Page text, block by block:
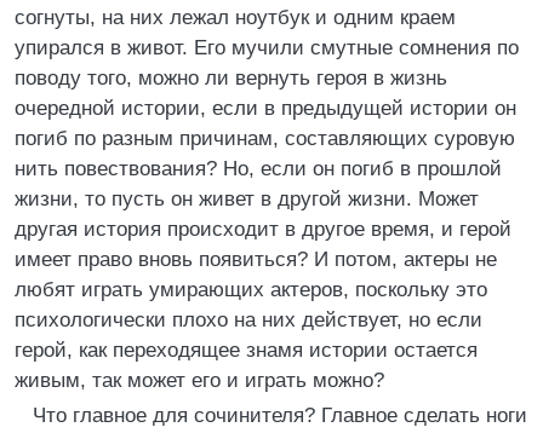
согнуты, на них лежал ноутбук и одним краем
упирался в живот. Его мучили смутные сомнения по
поводу того, можно ли вернуть героя в жизнь
очередной истории, если в предыдущей истории он
погиб по разным причинам, составляющих суровую
нить повествования? Но, если он погиб в прошлой
жизни, то пусть он живет в другой жизни. Может
другая история происходит в другое время, и герой
имеет право вновь появиться? И потом, актеры не
любят играть умирающих актеров, поскольку это
психологически плохо на них действует, но если
герой, как переходящее знамя истории остается
живым, так может его и играть можно?
Что главное для сочинителя? Главное сделать ноги